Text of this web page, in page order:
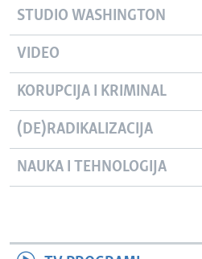
STUDIO WASHINGTON
VIDEO
KORUPCIJA I KRIMINAL
(DE)RADIKALIZACIJA
NAUKA I TEHNOLOGIJA